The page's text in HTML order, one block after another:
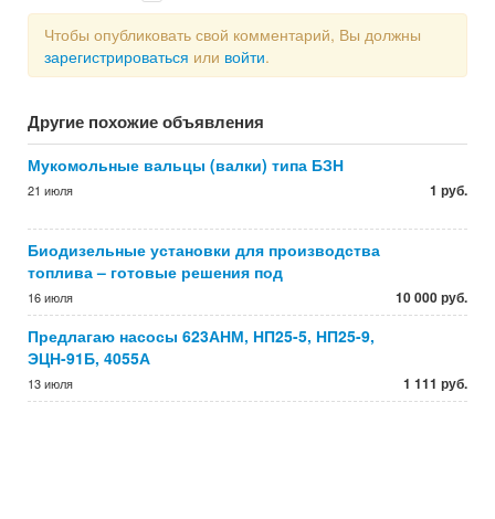
Чтобы опубликовать свой комментарий, Вы должны
зарегистрироваться или войти.
Другие похожие объявления
Мукомольные вальцы (валки) типа БЗН
21 июля 1 руб.
Биодизельные установки для производства
топлива – готовые решения под
16 июля 10 000 руб.
Предлагаю насосы 623АНМ, НП25-5, НП25-9,
ЭЦН-91Б, 4055А
13 июля 1 111 руб.